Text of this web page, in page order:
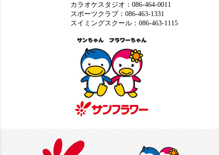
カラオケスタジオ：086-464-0011
スポーツクラブ：086-463-1331
スイミングスクール：086-463-1115